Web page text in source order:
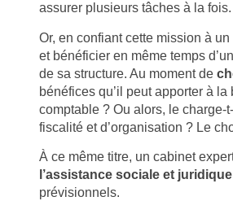
assurer plusieurs tâches à la fois.
Or, en confiant cette mission à
et bénéficier en même temps
de sa structure. Au moment de
bénéfices qu’il peut apporter à
comptable ? Ou alors, le
fiscalité et d’organisation ? Le
À ce même titre, un cabinet
l’assistance sociale et juridique
prévisionnels.